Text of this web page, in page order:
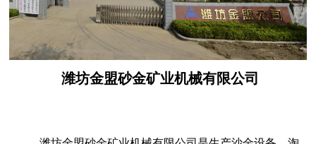
潍坊金盟砂金矿业机械有限公司